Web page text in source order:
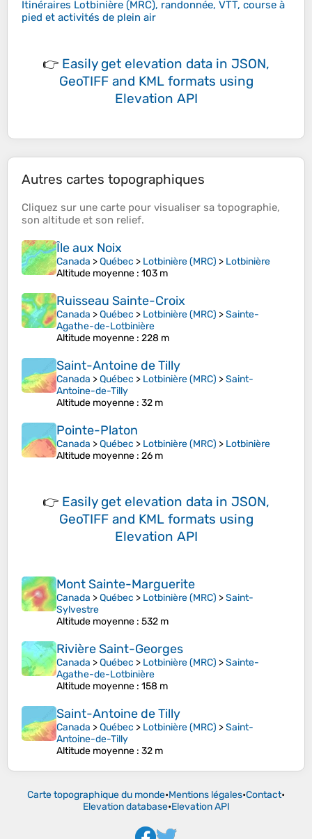
Itinéraires Lotbinière (MRC), randonnée, VTT, course à
pied et activités de plein air
👉 Easily get elevation data in JSON,
GeoTIFF and KML formats using
Elevation API
Autres cartes topographiques
Cliquez sur une carte pour visualiser sa topographie,
son altitude et son relief.
Île aux Noix
Canada >Québec > Lotbinière (MRC) > Lotbinière
Altitude moyenne : 103 m
Ruisseau Sainte-Croix
Canada >Québec > Lotbinière (MRC) >Sainte-
Agathe-de-Lotbinière
Altitude moyenne : 228 m
Saint-Antoine de Tilly
Canada >Québec > Lotbinière (MRC) >Saint-
Antoine-de-Tilly
Altitude moyenne : 32 m
Pointe-Platon
Canada >Québec > Lotbinière (MRC) > Lotbinière
Altitude moyenne : 26 m
👉 Easily get elevation data in JSON,
GeoTIFF and KML formats using
Elevation API
Mont Sainte-Marguerite
Canada >Québec > Lotbinière (MRC) >Saint-
Sylvestre
Altitude moyenne : 532 m
Rivière Saint-Georges
Canada >Québec > Lotbinière (MRC) >Sainte-
Agathe-de-Lotbinière
Altitude moyenne : 158 m
Saint-Antoine de Tilly
Canada >Québec > Lotbinière (MRC) >Saint-
Antoine-de-Tilly
Altitude moyenne : 32 m
Carte topographique du monde•Mentions légales•Contact•
Elevation database•Elevation API